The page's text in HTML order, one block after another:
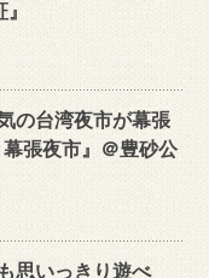
の台湾夜市が幕張
張夜市』＠豊砂公
思いっきり遊べ